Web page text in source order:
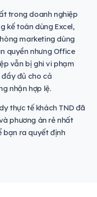
trong doanh nghiệp
kế toán dùng Excel,
marketing dùng
quyền nhưng Office
vẫn bị ghi vi phạm
đầy đủ cho cả
nhận hợp lệ.
thực tế khách TND đã
phương án rẻ nhất
bạn ra quyết định